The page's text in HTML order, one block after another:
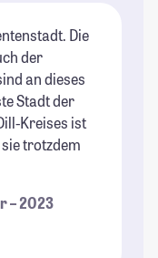
Die
der
an dieses
Stadt der
Kreises ist
trotzdem
– 2023